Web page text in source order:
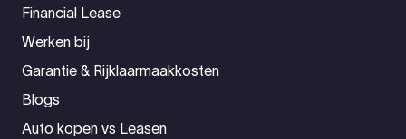
Financial Lease
Werken bij
Garantie & Rijklaarmaakkosten
Blogs
Auto kopen vs Leasen